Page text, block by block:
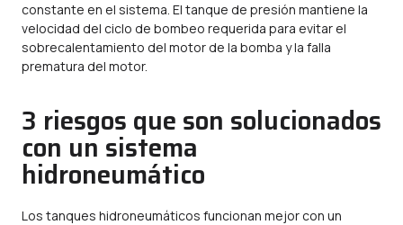
constante en el sistema. El tanque de presión mantiene la
velocidad del ciclo de bombeo requerida para evitar el
sobrecalentamiento del motor de la bomba y la falla
prematura del motor.
3 riesgos que son solucionados
con un sistema
hidroneumático
Los tanques hidroneumáticos funcionan mejor con un